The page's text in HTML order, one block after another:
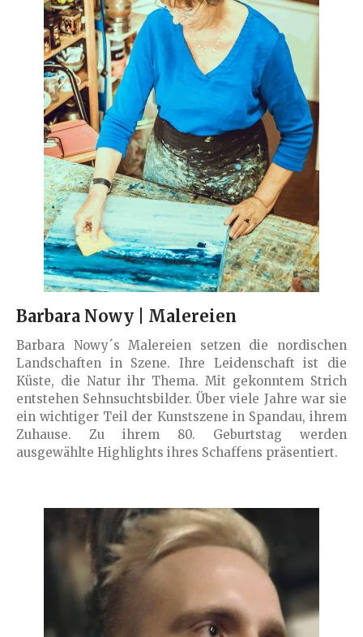
Barbara Nowy | Malereien
Barbara Nowy´s Malereien setzen die nordischen
Landschaften in Szene. Ihre Leidenschaft ist die
Küste, die Natur ihr Thema. Mit gekonntem Strich
entstehen Sehnsuchtsbilder. Über viele Jahre war sie
ein wichtiger Teil der Kunstszene in Spandau, ihrem
Zuhause. Zu ihrem 80. Geburtstag werden
ausgewählte Highlights ihres Schaffens präsentiert.